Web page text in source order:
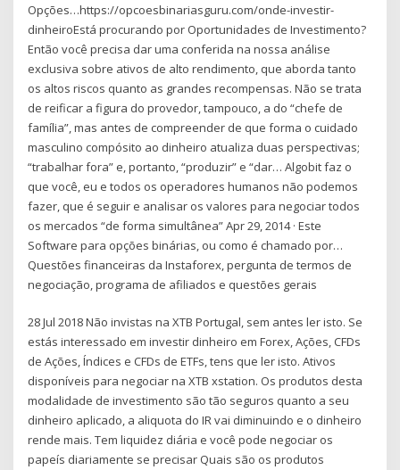
Opções…https://opcoesbinariasguru.com/onde-investir-
dinheiroEstá procurando por Oportunidades de Investimento?
Então você precisa dar uma conferida na nossa análise
exclusiva sobre ativos de alto rendimento, que aborda tanto
os altos riscos quanto as grandes recompensas. Não se trata
de reificar a figura do provedor, tampouco, a do “chefe de
família”, mas antes de compreender de que forma o cuidado
masculino compósito ao dinheiro atualiza duas perspectivas;
“trabalhar fora” e, portanto, “produzir” e “dar… Algobit faz o
que você, eu e todos os operadores humanos não podemos
fazer, que é seguir e analisar os valores para negociar todos
os mercados “de forma simultânea” Apr 29, 2014 · Este
Software para opções binárias, ou como é chamado por…
Questões financeiras da Instaforex, pergunta de termos de
negociação, programa de afiliados e questões gerais
28 Jul 2018 Não invistas na XTB Portugal, sem antes ler isto. Se
estás interessado em investir dinheiro em Forex, Ações, CFDs
de Ações, Índices e CFDs de ETFs, tens que ler isto. Ativos
disponíveis para negociar na XTB xstation. Os produtos desta
modalidade de investimento são tão seguros quanto a seu
dinheiro aplicado, a aliquota do IR vai diminuindo e o dinheiro
rende mais. Tem liquidez diária e você pode negociar os
papeís diariamente se precisar Quais são os produtos